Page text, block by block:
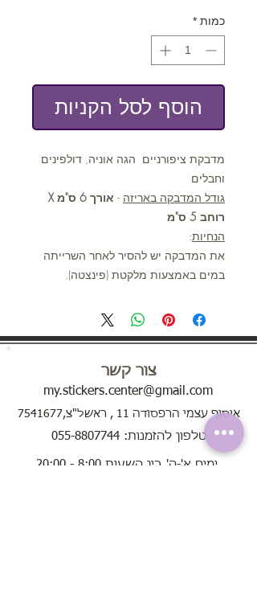
כמות *
הוסף לסל הקניות
מדבקת ציפורניים הגה אוניה, דולפינים
וחבלים
גודל המדבקה באריזה -
אורך 6 ס"מ X
רוחב 5 ס"מ
הנחיות:
את המדבקה יש להסיר לאחר השרייתה
במים באמצעות מלקטת (פינצטה).
צור קשר
my.stickers.center@gmail.com
טלפון להזמנות: 055-8807744
איסוף עצמי הרפסודה 11 , ראשל"צ,7541677